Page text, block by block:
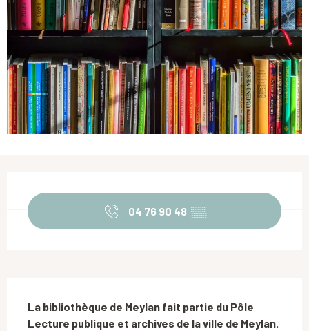
04 76 90 48 ▒▒
La bibliothèque de Meylan fait partie du Pôle
Lecture publique et archives de la ville de Meylan.